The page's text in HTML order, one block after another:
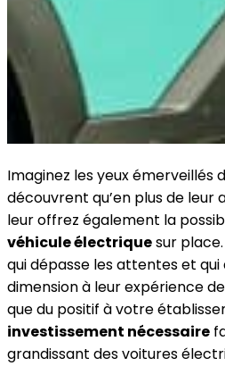
Imaginez les yeux émerveillés
découvrent qu’en plus de leur
leur offrez également la
véhicule électriquesur
qui dépasse les attentes et
dimension à leur expérience
que du positif à votre
investissement nécessaire
grandissant des voitures